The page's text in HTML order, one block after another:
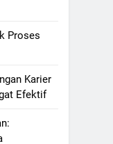
Proses
Karier
Efektif